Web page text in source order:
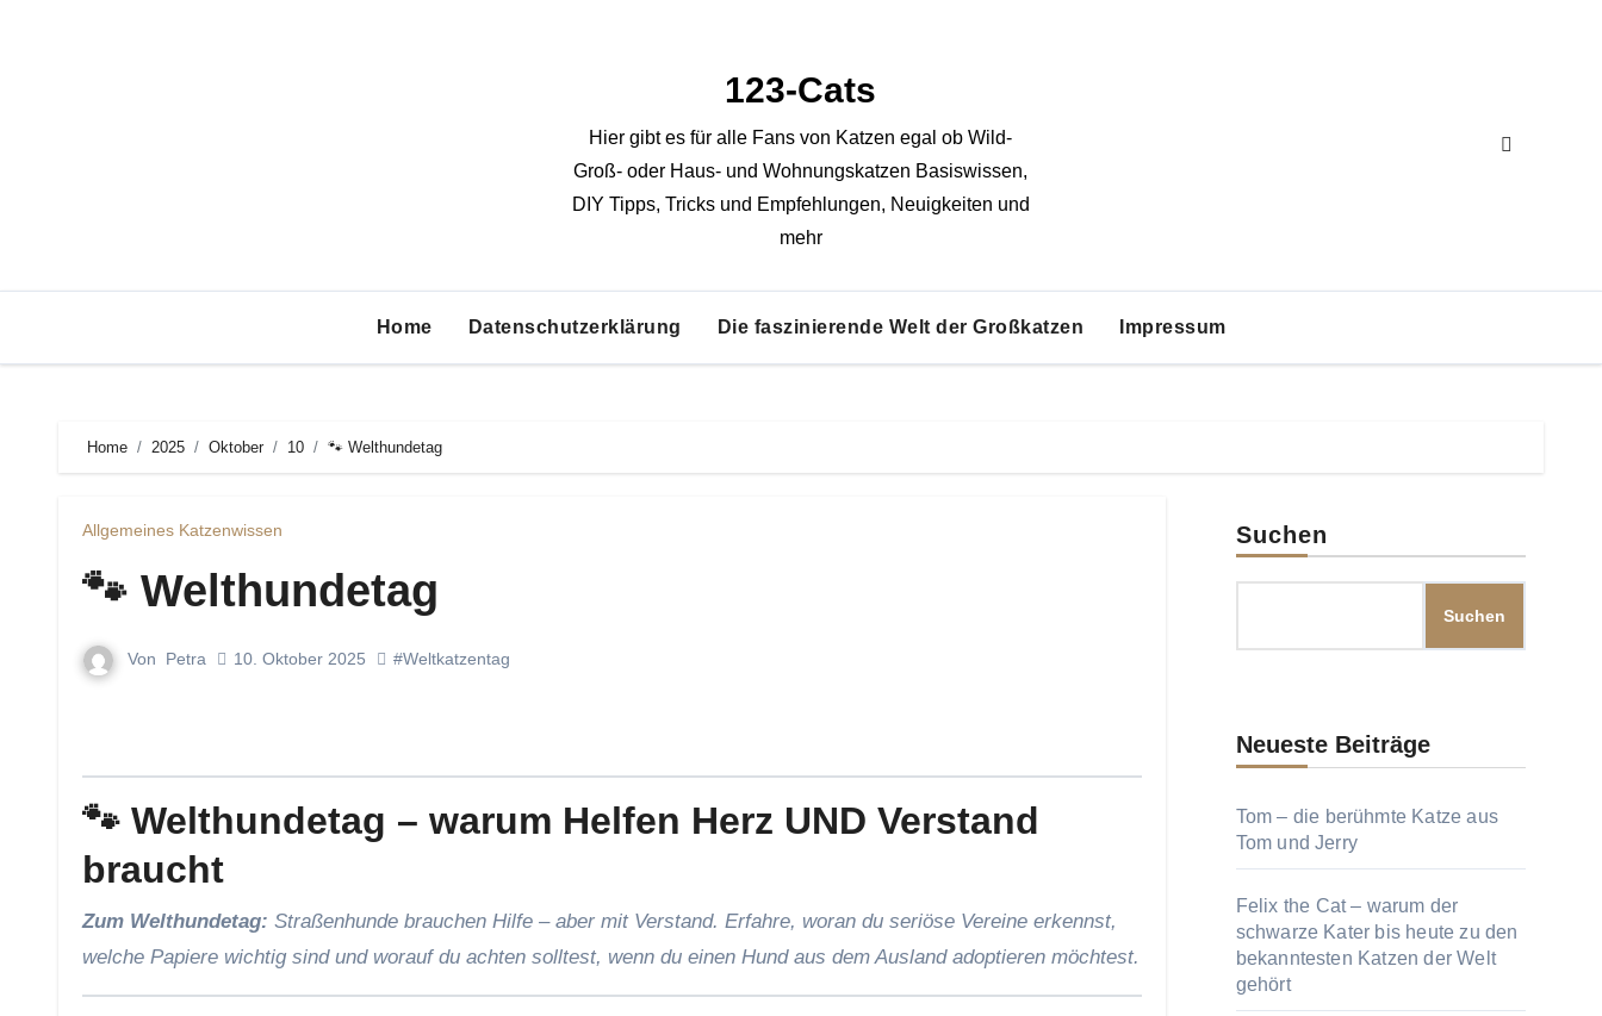
123-Cats
Hier gibt es für alle Fans von Katzen egal ob Wild-
Groß- oder Haus- und Wohnungskatzen Basiswissen,
DIY Tipps, Tricks und Empfehlungen, Neuigkeiten und
mehr
Home Datenschutzerklärung Die faszinierende Welt der Großkatzen Impressum
Home 2025 Oktober 10 🐾 Welthundetag
Allgemeines Katzenwissen
🐾 Welthundetag
Von Petra 10. Oktober 2025 #Weltkatzentag
🐾 Welthundetag – warum Helfen Herz UND Verstand
braucht
Zum Welthundetag: Straßenhunde brauchen Hilfe – aber mit Verstand. Erfahre, woran du seriöse Vereine erkennst,
welche Papiere wichtig sind und worauf du achten solltest, wenn du einen Hund aus dem Ausland adoptieren möchtest.
Suchen
Suchen
Neueste Beiträge
Tom – die berühmte Katze aus
Tom und Jerry
Felix the Cat – warum der
schwarze Kater bis heute zu den
bekanntesten Katzen der Welt
gehört